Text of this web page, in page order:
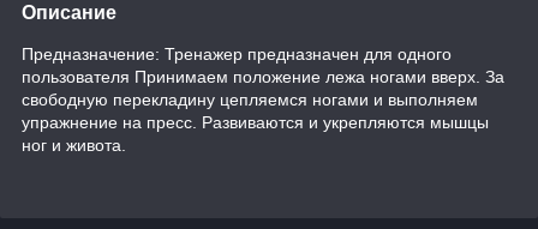
Описание
Предназначение: Тренажер предназначен для одного
пользователя Принимаем положение лежа ногами вверх. За
свободную перекладину цепляемся ногами и выполняем
упражнение на пресс. Развиваются и укрепляются мышцы
ног и живота.